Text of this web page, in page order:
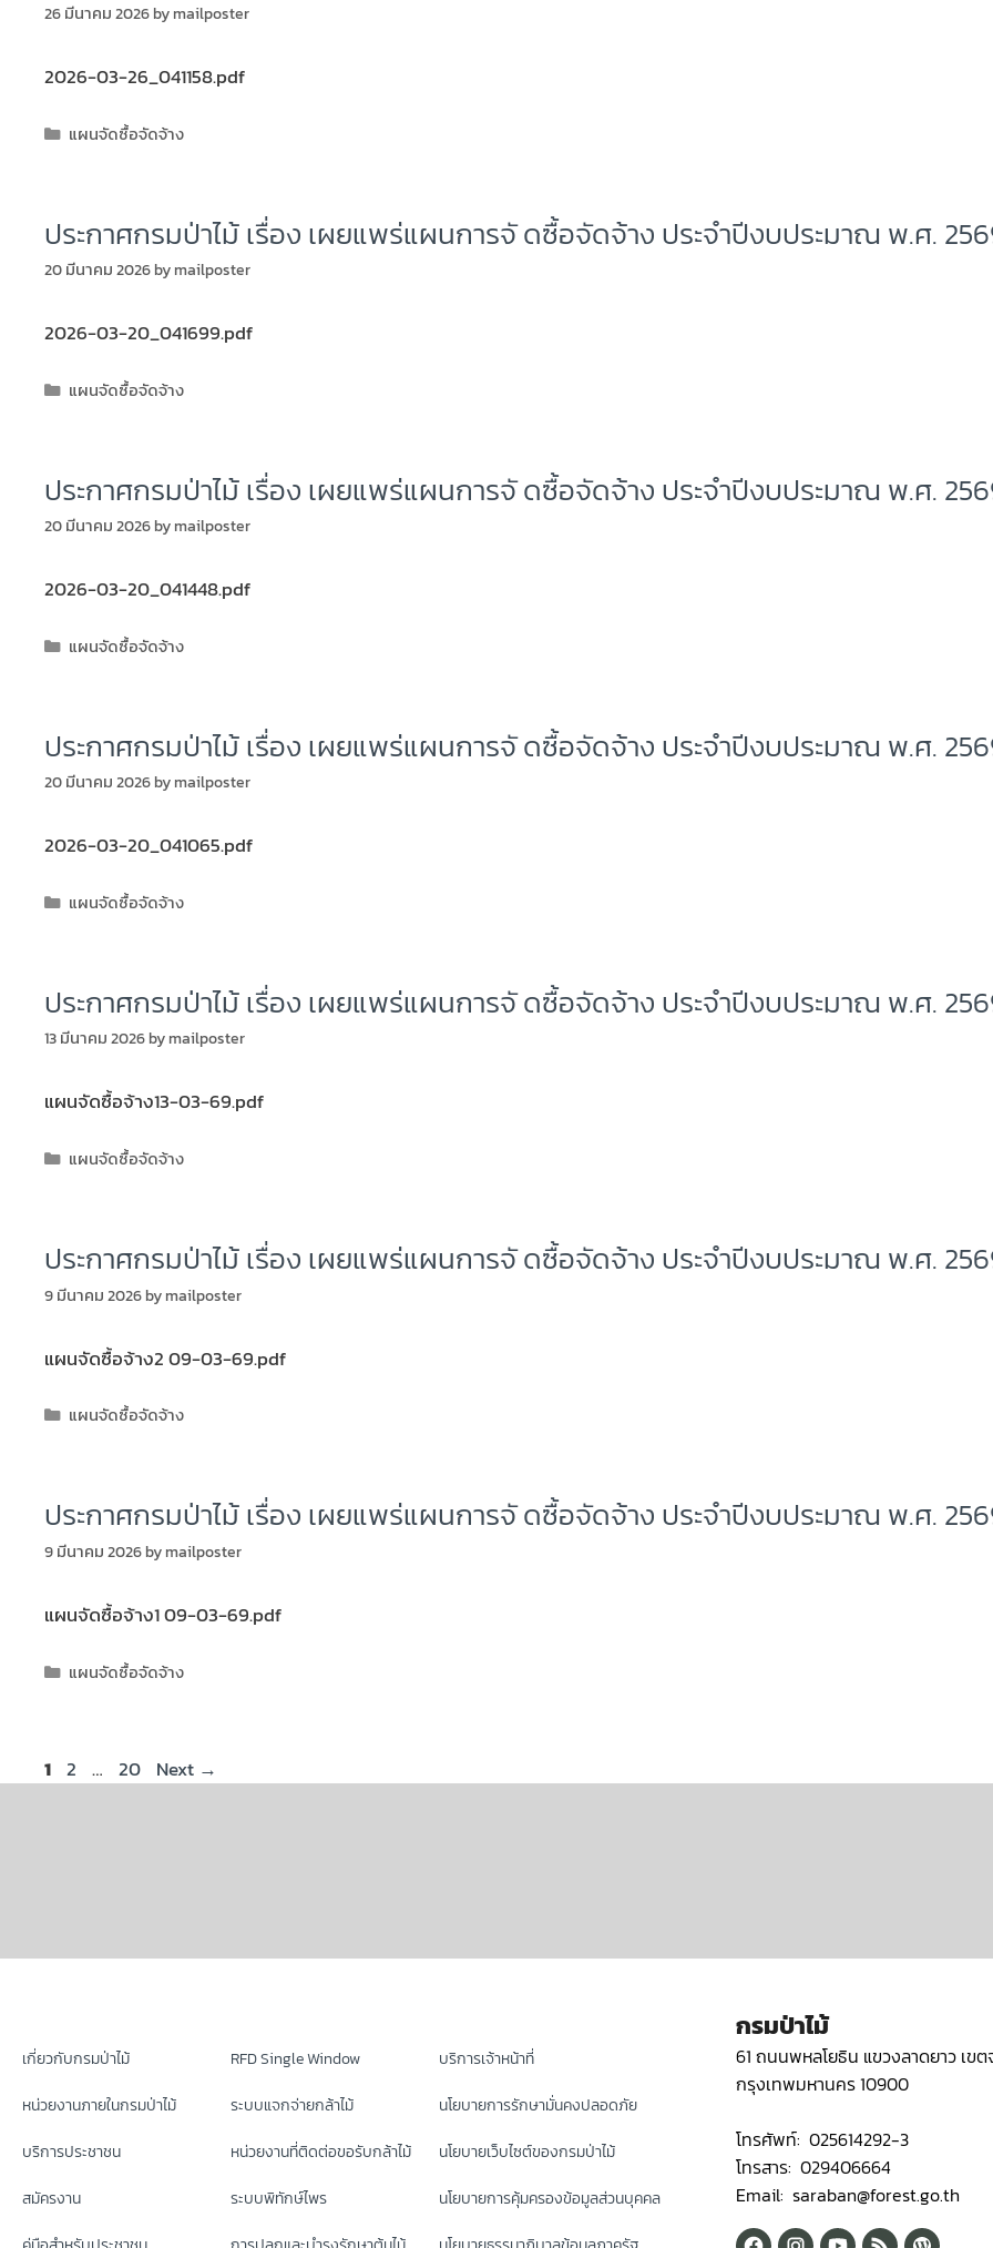
26 มีนาคม 2026bymailposter
2026-03-26_041158.pdf
แผนจัดซื้อจัดจ้าง
ประกาศกรมป่าไม้ เรื่อง เผยแพร่แผนการจั ดซื้อจัดจ้าง ประจำปีงบประมาณ พ.ศ.
20 มีนาคม 2026bymailposter
2026-03-20_041699.pdf
แผนจัดซื้อจัดจ้าง
ประกาศกรมป่าไม้ เรื่อง เผยแพร่แผนการจั ดซื้อจัดจ้าง ประจำปีงบประมาณ พ.ศ.
20 มีนาคม 2026bymailposter
2026-03-20_041448.pdf
แผนจัดซื้อจัดจ้าง
ประกาศกรมป่าไม้ เรื่อง เผยแพร่แผนการจั ดซื้อจัดจ้าง ประจำปีงบประมาณ พ.ศ.
20 มีนาคม 2026bymailposter
2026-03-20_041065.pdf
แผนจัดซื้อจัดจ้าง
ประกาศกรมป่าไม้ เรื่อง เผยแพร่แผนการจั ดซื้อจัดจ้าง ประจำปีงบประมาณ พ.ศ.
13 มีนาคม 2026bymailposter
แผนจัดซื้อจ้าง13-03-69.pdf
แผนจัดซื้อจัดจ้าง
ประกาศกรมป่าไม้ เรื่อง เผยแพร่แผนการจั ดซื้อจัดจ้าง ประจำปีงบประมาณ พ.ศ.
9 มีนาคม 2026bymailposter
แผนจัดซื้อจ้าง2 09-03-69.pdf
แผนจัดซื้อจัดจ้าง
ประกาศกรมป่าไม้ เรื่อง เผยแพร่แผนการจั ดซื้อจัดจ้าง ประจำปีงบประมาณ พ.ศ.
9 มีนาคม 2026bymailposter
แผนจัดซื้อจ้าง1 09-03-69.pdf
แผนจัดซื้อจัดจ้าง
1 2 … 20 Next →
เกี่ยวกับกรมป่าไม้
หน่วยงานภายในกรมป่าไม้
บริการประชาชน
สมัครงาน
RFD Single Window
ระบบแจกจ่ายกล้าไม้
หน่วยงานที่ติดต่อขอรับกล้าไม้
ระบบพิทักษ์ไพร
บริการเจ้าหน้าที่
นโยบายการรักษามั่นคงปลอดภัย
นโยบายเว็บไซต์ของกรมป่าไม้
นโยบายการคุ้มครองข้อมูลส่วนบุคคล
กรมป่าไม้
61 ถนนพหลโยธิน แขวงลาดยาว เข
กรุงเทพมหานคร 10900
โทรศัพท์: 025614292-3
โทรสาร: 029406664
Email: saraban@forest.go.th